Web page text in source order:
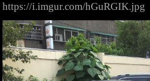
https://i.imgur.com/hGuRGIK.jpg